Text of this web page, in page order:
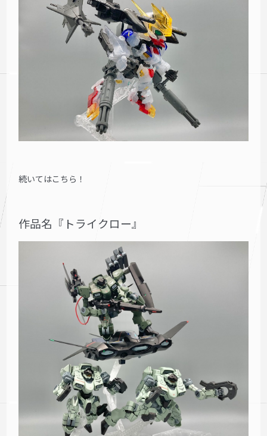
続いてはこちら！
作品名『トライクロー』